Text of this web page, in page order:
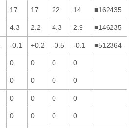
17 17 22 14 ■162435
4.3 2.2 4.3 2.9 ■146235
-0.1 +0.2 -0.5 -0.1 ■512364
0 0 0 0
0 0 0 0
0 0 0 0
0 0 0 0